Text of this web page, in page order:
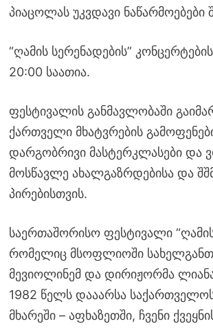
პიაცოლას უკვდავი
“ღამის სერენადების”
20:00 საათია.
ფესტივალის განმავლობაში
ქართველი მხატვრების
დარგობრივი მასტერკლასები და
მოსწავლე ახალგაზრდებისა და
პირებისთვის.
საერთაშორისო ფესტივალი
რომელიც მსოფლიოში
მევიოლინემ და დირიჟორმა ლიანა
1982 წელს დააარსა საქართველოს
მხარეში – აფხაზეთში, ჩვენი